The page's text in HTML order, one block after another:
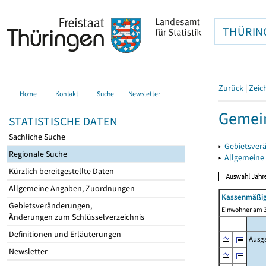
Home Kontakt Suche Newsletter
STATISTISCHE DATEN
Sachliche Suche
Regionale Suche
Kürzlich bereitgestellte Daten
Allgemeine Angaben, Zuordnungen
Gebietsveränderungen,
Änderungen zum Schlüsselverzeichnis
Definitionen und Erläuterungen
Newsletter
Zurück |
▸
▸
Einwohner am